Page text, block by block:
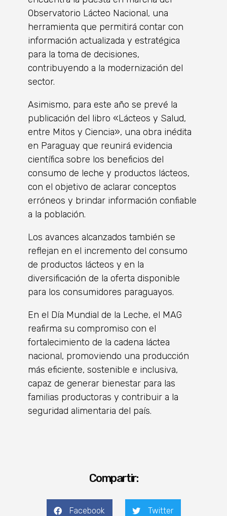
Observatorio Lácteo Nacional, una
herramienta que permitirá contar con
información actualizada y estratégica
para la toma de decisiones,
contribuyendo a la modernización del
sector.
Asimismo, para este año se prevé la
publicación del libro «Lácteos y Salud,
entre Mitos y Ciencia», una obra inédita
en Paraguay que reunirá evidencia
científica sobre los beneficios del
consumo de leche y productos lácteos,
con el objetivo de aclarar conceptos
erróneos y brindar información confiable
a la población.
Los avances alcanzados también se
reflejan en el incremento del consumo
de productos lácteos y en la
diversificación de la oferta disponible
para los consumidores paraguayos.
En el Día Mundial de la Leche, el MAG
reafirma su compromiso con el
fortalecimiento de la cadena láctea
nacional, promoviendo una producción
más eficiente, sostenible e inclusiva,
capaz de generar bienestar para las
familias productoras y contribuir a la
seguridad alimentaria del país.
Compartir:
Facebook Twitter